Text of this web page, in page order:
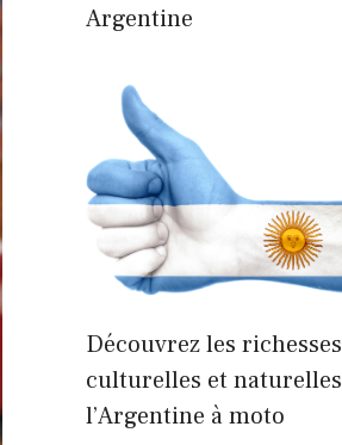
Argentine
Découvrez les richesses
culturelles et
l’Argentine à moto